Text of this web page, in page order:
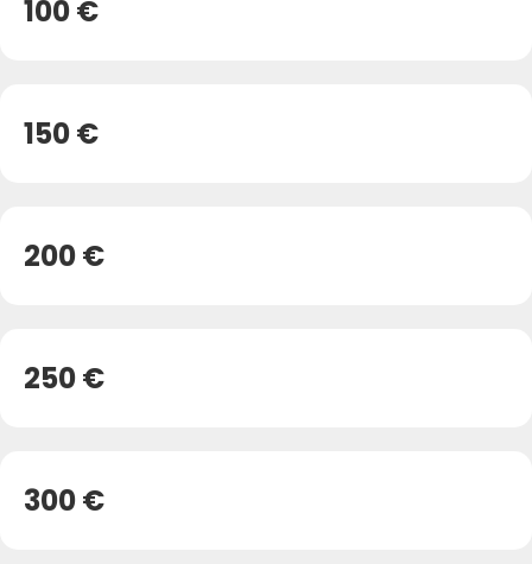
100 €
150 €
200 €
250 €
300 €